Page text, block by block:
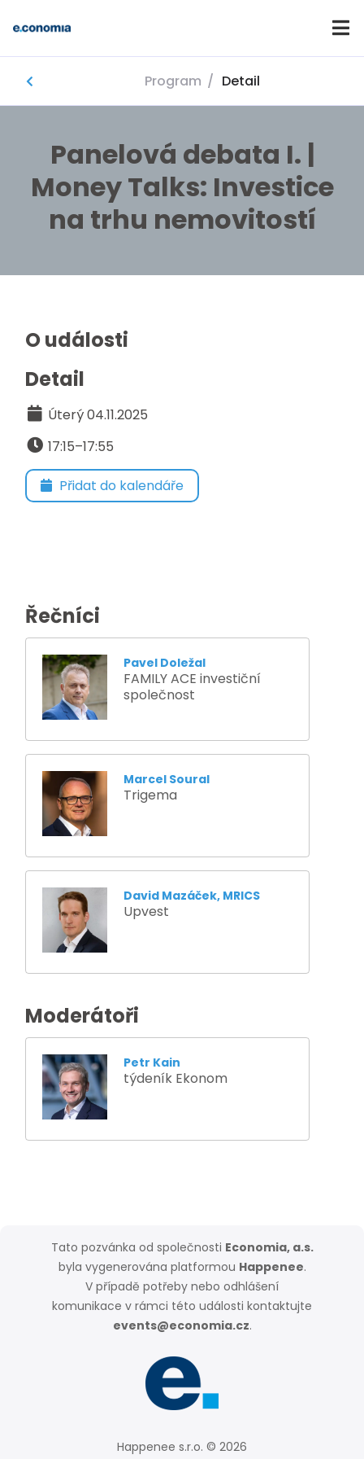
Program / Detail
Panelová debata I. |
Money Talks: Investice
na trhu nemovitostí
O události
Detail
Úterý 04.11.2025
17:15–17:55
Přidat do kalendáře
Řečníci
Pavel Doležal
FAMILY ACE investiční
společnost
Marcel Soural
Trigema
David Mazáček, MRICS
Upvest
Moderátoři
Petr Kain
týdeník Ekonom
Tato pozvánka od společnosti Economia, a.s.
byla vygenerována platformou Happenee.
V případě potřeby nebo odhlášení
komunikace v rámci této události kontaktujte
events@economia.cz.
Happenee s.r.o. © 2026